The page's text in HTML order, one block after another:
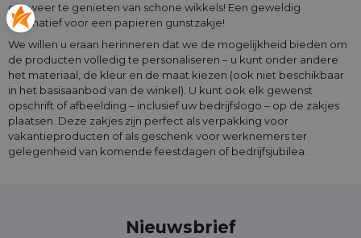
om weer te genieten van schone wikkels! Een geweldig
alternatief voor een papieren gunstzakje!
We willen u eraan herinneren dat we de mogelijkheid bieden om
de producten volledig te personaliseren – u kunt onder andere
het materiaal, de kleur en de maat kiezen (ook niet beschikbaar
in het basisaanbod van de winkel). U kunt ook elk gewenst
opschrift of afbeelding – inclusief uw bedrijfslogo – op de zakjes
plaatsen. Deze zakjes zijn perfect als verpakking voor
vakantieproducten of als geschenk voor werknemers ter
gelegenheid van komende feestdagen of bedrijfsjubilea.
Nieuwsbrief